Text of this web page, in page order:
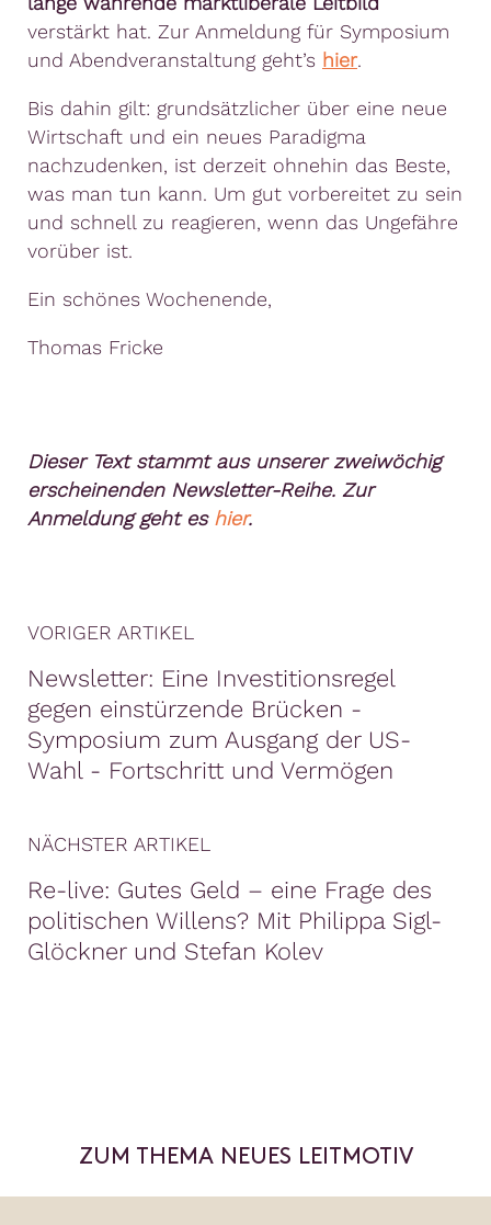
verstärkt hat. Zur Anmeldung für Symposium
und Abendveranstaltung geht’s hier.
Bis dahin gilt: grundsätzlicher über eine neue
Wirtschaft und ein neues Paradigma
nachzudenken, ist derzeit ohnehin das Beste,
was man tun kann. Um gut vorbereitet zu sein
und schnell zu reagieren, wenn das Ungefähre
vorüber ist.
Ein schönes Wochenende,
Thomas Fricke
Dieser Text stammt aus unserer zweiwöchig
erscheinenden Newsletter-Reihe. Zur
Anmeldung geht es hier.
VORIGER ARTIKEL
Newsletter: Eine Investitionsregel
gegen einstürzende Brücken -
Symposium zum Ausgang der US-
Wahl - Fortschritt und Vermögen
NÄCHSTER ARTIKEL
Re-live: Gutes Geld – eine Frage des
politischen Willens? Mit Philippa Sigl-
Glöckner und Stefan Kolev
ZUM THEMA NEUES LEITMOTIV